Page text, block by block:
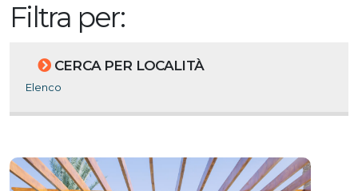
Filtra per:
CERCA PER LOCALITÀ
Elenco